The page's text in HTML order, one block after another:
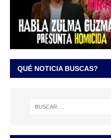
QUÉ NOTICIA BUSCAS?